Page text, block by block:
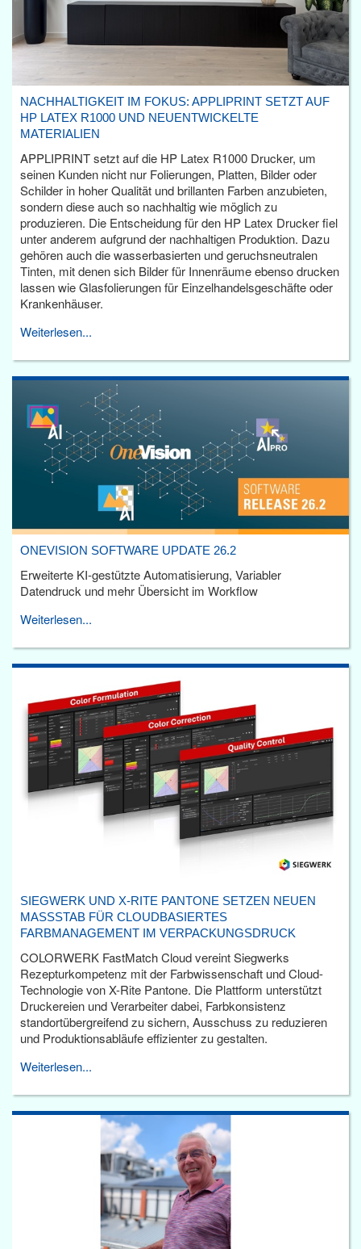
NACHHALTIGKEIT IM FOKUS: APPLIPRINT SETZT AUF
HP LATEX R1000 UND NEUENTWICKELTE
MATERIALIEN
APPLIPRINT setzt auf die HP Latex R1000 Drucker, um
seinen Kunden nicht nur Folierungen, Platten, Bilder oder
Schilder in hoher Qualität und brillanten Farben anzubieten,
sondern diese auch so nachhaltig wie möglich zu
produzieren. Die Entscheidung für den HP Latex Drucker fiel
unter anderem aufgrund der nachhaltigen Produktion. Dazu
gehören auch die wasserbasierten und geruchsneutralen
Tinten, mit denen sich Bilder für Innenräume ebenso drucken
lassen wie Glasfolierungen für Einzelhandelsgeschäfte oder
Krankenhäuser.
Weiterlesen...
ONEVISION SOFTWARE UPDATE 26.2
Erweiterte KI-gestützte Automatisierung, Variabler
Datendruck und mehr Übersicht im Workflow
Weiterlesen...
SIEGWERK UND X-RITE PANTONE SETZEN NEUEN
MASSSTAB FÜR CLOUDBASIERTES F
ARBMANAGEMENT IM VERPACKUNGSDRUCK
COLORWERK FastMatch Cloud vereint Siegwerks
Rezepturkompetenz mit der Farbwissenschaft und Cloud-
Technologie von X-Rite Pantone. Die Plattform unterstützt
Druckereien und Verarbeiter dabei, Farbkonsistenz
standortübergreifend zu sichern, Ausschuss zu reduzieren
und Produktionsabläufe effizienter zu gestalten.
Weiterlesen...